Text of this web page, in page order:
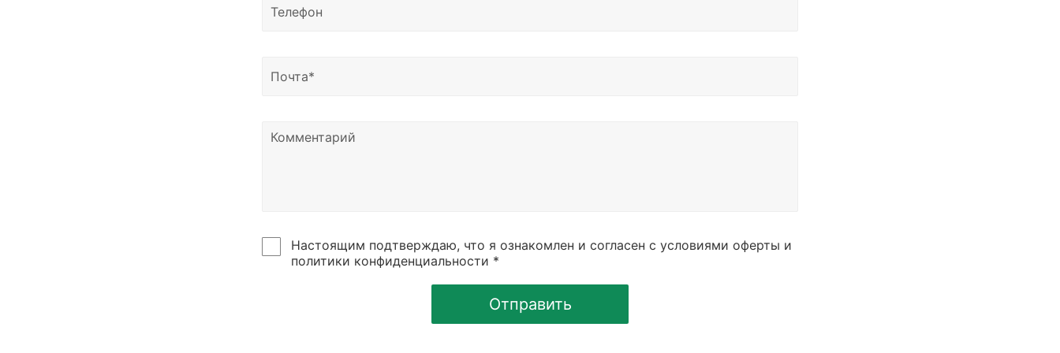
Настоящим подтверждаю, что я ознакомлен и согласен с условиями оферты и
политики конфиденциальности *
Отправить